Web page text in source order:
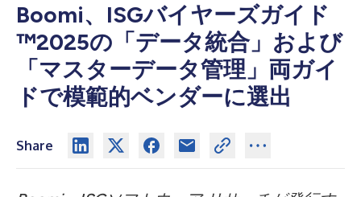
Boomi、ISGバイヤーズガイド
™2025の「データ統合」および
「マスターデータ管理」両ガイ
ドで模範的ベンダーに選出
Share